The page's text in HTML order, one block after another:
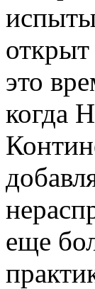
это
когда
еще